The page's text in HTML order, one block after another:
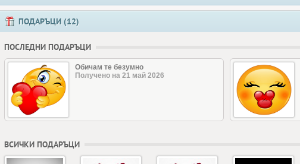
ПОДАРЪЦИ (12)
ПОСЛЕДНИ ПОДАРЪЦИ
Обичам те безумно
Получено на 21 май 2026
ВСИЧКИ ПОДАРЪЦИ